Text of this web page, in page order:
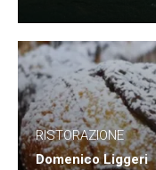
RISTORAZIONE
Domenico Liggeri